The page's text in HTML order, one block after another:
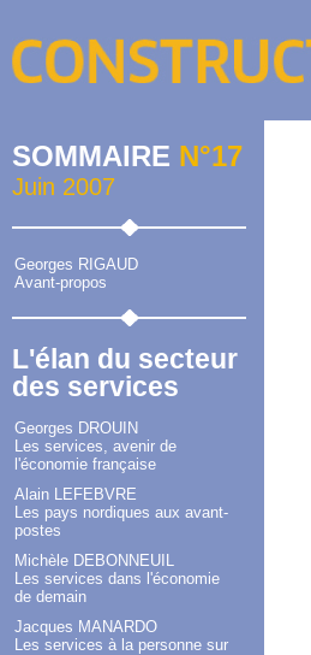
SOMMAIRE N°17
Juin 2007
Georges RIGAUD
Avant-propos
L'élan du secteur
des services
Georges DROUIN
Les services, avenir de
l'économie française
Alain LEFEBVRE
Les pays nordiques aux avant-
postes
Michèle DEBONNEUIL
Les services dans l'économie
de demain
Jacques MANARDO
Les services à la personne sur